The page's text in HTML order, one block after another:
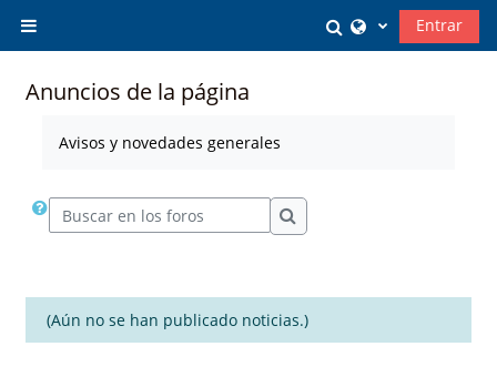
Selector de
Entrar
Anuncios de la página
Avisos y novedades generales
Buscar en los foros
Buscar en los foros
(Aún no se han publicado noticias.)